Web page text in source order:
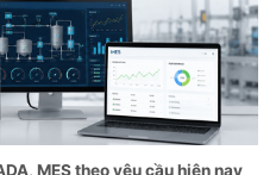
MES theo yêu cầu hiện nay